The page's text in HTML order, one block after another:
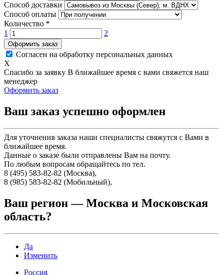
Способ доставки
Способ оплаты
Количество *
1
2
Оформить заказ
Согласен на обработку персональных данных
X
Спасибо за заявку В ближайшее время с вами свяжется наш
менеджер
Оформить заказ
Ваш заказ успешно оформлен
Для уточнения заказа наши специалисты свяжутся с Вами в
ближайшее время.
Данные о заказе были отправлены Вам на почту.
По любым вопросам обращайтесь по тел.
8 (495) 583-82-82 (Москва),
8 (985) 583-82-82 (Мобильный),
Ваш регион —Москва и Московская
область?
Да
Изменить
Россия